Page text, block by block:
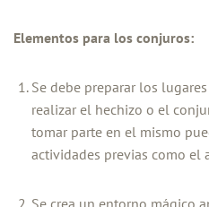
Elementos para los conjuros:
Se debe preparar los
realizar el hechizo o el
tomar parte en el mismo
actividades previas como el